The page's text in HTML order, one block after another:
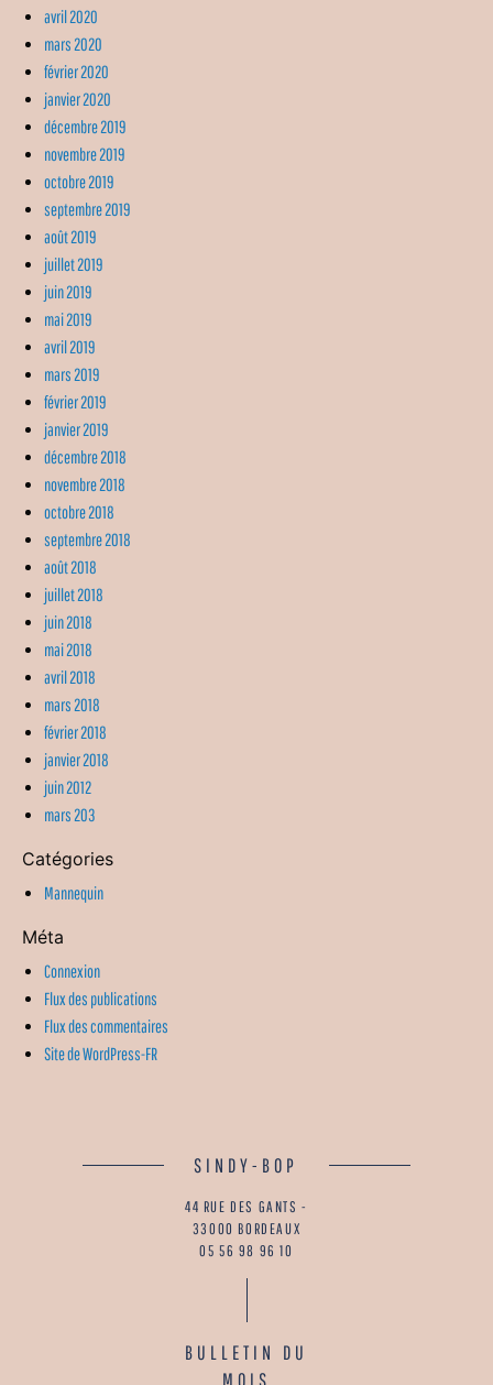
avril 2020
mars 2020
février 2020
janvier 2020
décembre 2019
novembre 2019
octobre 2019
septembre 2019
août 2019
juillet 2019
juin 2019
mai 2019
avril 2019
mars 2019
février 2019
janvier 2019
décembre 2018
novembre 2018
octobre 2018
septembre 2018
août 2018
juillet 2018
juin 2018
mai 2018
avril 2018
mars 2018
février 2018
janvier 2018
juin 2012
mars 203
Catégories
Mannequin
Méta
Connexion
Flux des publications
Flux des commentaires
Site de WordPress-FR
SINDY-BOP
44 RUE DES GANTS -
33000 BORDEAUX
05 56 98 96 10
BULLETIN DU
MOIS